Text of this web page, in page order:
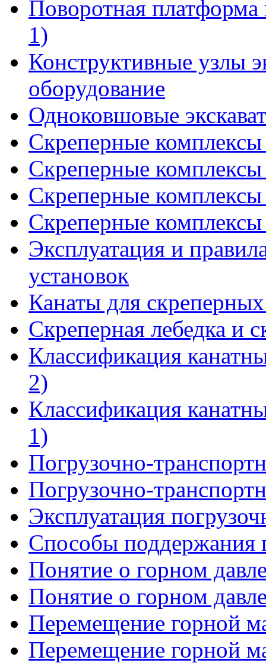
Поворотная платформа
1)
Конструктивные узлы
оборудование
Одноковшовые
Скреперные комплексы
Скреперные комплексы
Скреперные комплексы
Скреперные комплексы
Эксплуатация и
установок
Канаты для
Скреперная лебедка и
Классификация
2)
Классификация
1)
Погрузочно-
Погрузочно-
Эксплуатация
Способы поддержания
Понятие о горном
Понятие о горном
Перемещение горной
Перемещение горной